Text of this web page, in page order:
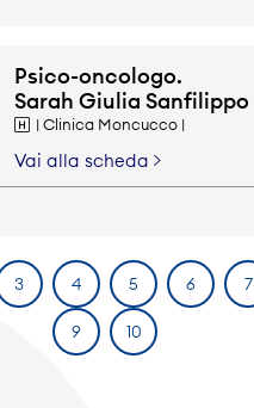
Psico-oncologo.
Sarah Giulia Sanfilippo
| Clinica Moncucco |
Vai alla scheda
3 4 5 6 7
9 10